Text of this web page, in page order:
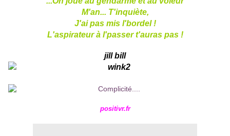
M'an... T'inquiète,
J'ai pas mis l'bordel !
L'aspirateur à l'passer t'auras pas !
jill bill
positivr.fr